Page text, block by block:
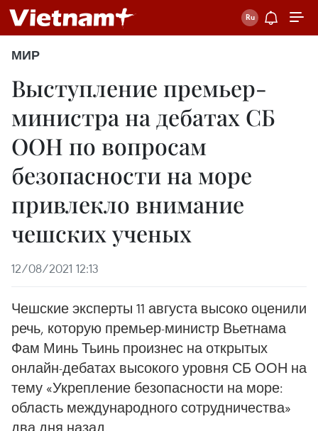
МИР
Выступление премьер-
министра на дебатах СБ
ООН по вопросам
безопасности на море
привлекло внимание
чешских ученых
12/08/2021 12:13
Чешские эксперты 11 августа высоко оценили
речь, которую премьер-министр Вьетнама
Фам Минь Тьинь произнес на открытых
онлайн-дебатах высокого уровня СБ ООН на
тему «Укрепление безопасности на море:
область международного сотрудничества»
два дня назад.